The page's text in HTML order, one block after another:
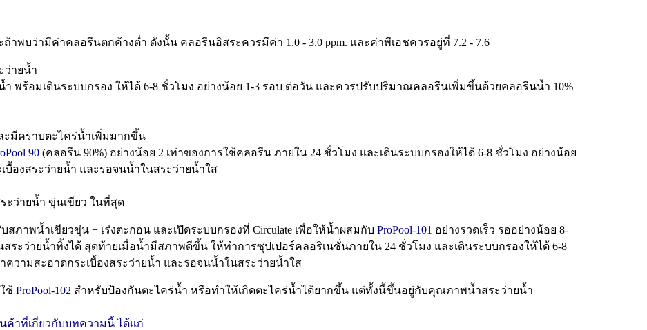
าพบว่ามีค่าคลอรีนตกค้างต่ำ ดังนั้น คลอรีนอิสระควรมีค่า 1.0 - 3.0 ppm. และค่าพีเอชควรอยู่ที่ 7.2 - 7.6
ว่ายน้ำ
ำ พร้อมเดินระบบกรอง ให้ได้ 6-8 ชั่วโมง อย่างน้อย 1-3 รอบ ต่อวัน และควรปรับปริมาณคลอรีนเพิ่มขึ้นด้วยคลอรีนน้ำ 10%
ะมีคราบตะไคร่น้ำเพิ่มมากขึ้น
90 (คลอรีน 90%) อย่างน้อย 2 เท่าของการใช้คลอรีน ภายใน 24 ชั่วโมง และเดินระบบกรองให้ได้ 6-8 ชั่วโมง อย่างน้อย
องสระว่ายน้ำ และรอจนน้ำในสระว่ายน้ำใส
ะว่ายน้ำ ขุ่นเขียว ในที่สุด
สภาพน้ำเขียวขุ่น + เร่งตะกอน และเปิดระบบกรองที่ Circulate เพื่อให้น้ำผสมกับ ProPool-101 อย่างรวดเร็ว รออย่างน้อย 8-
ะว่ายน้ำทิ้งได้ สุดท้ายเมื่อน้ำมีสภาพดีขึ้น ให้ทำการซุปเปอร์คลอริเนชั่นภายใน 24 ชั่วโมง และเดินระบบกรองให้ได้ 6-8
วามสะอาดกระเบื้องสระว่ายน้ำ และรอจนน้ำในสระว่ายน้ำใส
ช้ ProPool-102 สำหรับป้องกันตะไคร่น้ำ หรือทำให้เกิดตะไคร่น้ำได้ยากขึ้น แต่ทั้งนี้ขึ้นอยู่กับคุณภาพน้ำสระว่ายน้ำ
ค้าที่เกี่ยวกับบทความนี้ ได้แก่